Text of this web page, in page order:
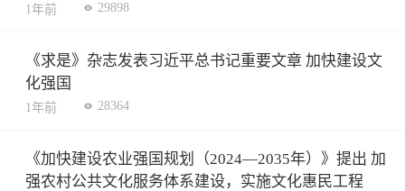
1年前 29898
《求是》杂志发表习近平总书记重要文章 加快建设文
化强国
1年前 28364
《加快建设农业强国规划（2024—2035年）》提出 加
强农村公共文化服务体系建设，实施文化惠民工程